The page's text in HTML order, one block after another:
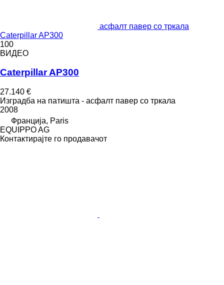
асфалт павер со тркала
Caterpillar AP300
100
ВИДЕО
Caterpillar AP300
27.140 €
Изградба на патишта - асфалт павер со тркала
2008
Франција, Paris
EQUIPPO AG
Контактирајте го продавачот